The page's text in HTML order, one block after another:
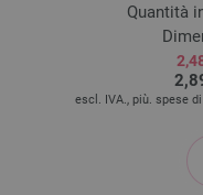
Quantità
escl. IVA., più. spese